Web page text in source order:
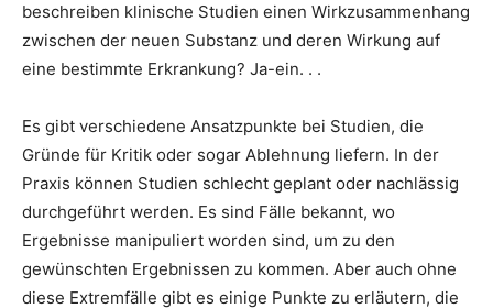
beschreiben klinische Studien einen Wirkzusammenhang
zwischen der neuen Substanz und deren Wirkung auf
eine bestimmte Erkrankung? Ja-ein. . .
Es gibt verschiedene Ansatzpunkte bei Studien, die
Gründe für Kritik oder sogar Ablehnung liefern. In der
Praxis können Studien schlecht geplant oder nachlässig
durchgeführt werden. Es sind Fälle bekannt, wo
Ergebnisse manipuliert worden sind, um zu den
gewünschten Ergebnissen zu kommen. Aber auch ohne
diese Extremfälle gibt es einige Punkte zu erläutern, die